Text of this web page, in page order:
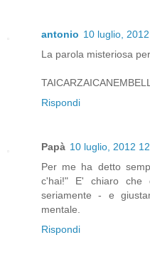
antonio 10 luglio,
La parola misteriosa
Rispondi
Papà 10 luglio, 2012
Per me ha detto
c'hai!" E' chiaro che
seriamente - e
mentale.
Rispondi